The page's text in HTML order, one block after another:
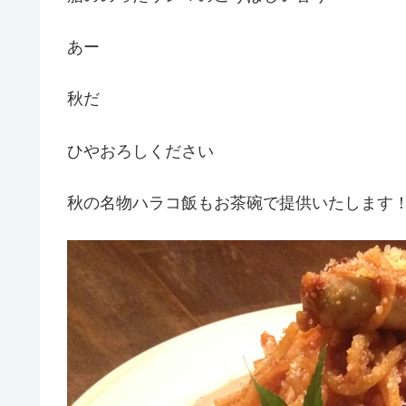
あー
秋だ
ひやおろしください
秋の名物ハラコ飯もお茶碗で提供いたします